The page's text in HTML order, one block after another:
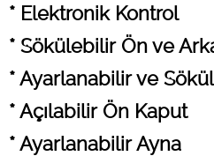
* Elektronik Kontrol
* Sökülebilir Ön ve
* Ayarlanabilir ve
* Açılabilir Ön Kaput
* Ayarlanabilir Ayna